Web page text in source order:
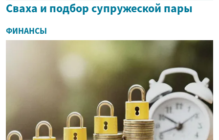
Сваха и подбор супружеской пары
ФИНАНСЫ